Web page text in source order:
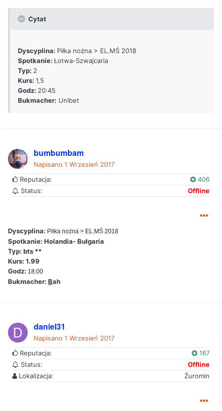
Cytat
Dyscyplina: Piłka nożna > EL.MŚ 2018
Spotkanie: Łotwa-Szwajcaria
Typ: 2
Kurs: 1,5
Godz: 20:45
Bukmacher: Unibet
bumbumbam
Napisano 1 Wrzesień 2017
Reputacja:
406
Status:
Offline
Dyscyplina: Piłka nożna > EL.MŚ 2018
Spotkanie: Holandia- Bułgaria
Typ: bts **
Kurs: 1.99
Godz: 18:00
Bukmacher: Bah
daniel31
Napisano 1 Wrzesień 2017
Reputacja:
167
Status:
Offline
Lokalizacja:
Żuromin